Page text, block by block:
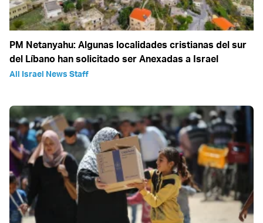
PM Netanyahu: Algunas localidades cristianas del sur
del Líbano han solicitado ser Anexadas a Israel
All Israel News Staff